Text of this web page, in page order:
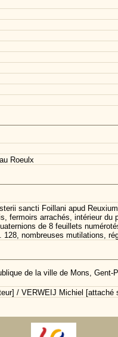
Roeulx
sancti Foillani apud
fermoirs arrachés, intérieur
de 8 feuillets
nombreuses mutilations,
de la ville de Mons, Gent-
/ VERWEIJ Michiel [attaché